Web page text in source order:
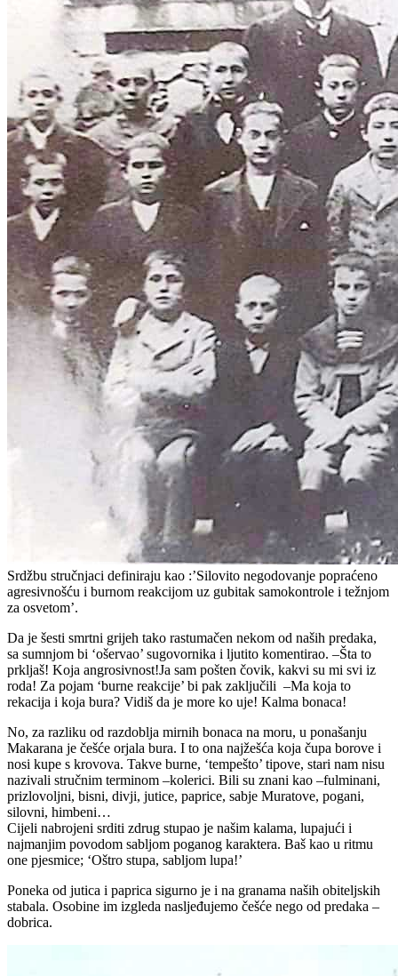
Srdžbu stručnjaci definiraju kao :’Silovito negodovanje popraćeno
agresivnošću i burnom reakcijom uz gubitak samokontrole i težnjom
za osvetom’.
Da je šesti smrtni grijeh tako rastumačen nekom od naših predaka,
sa sumnjom bi ‘ošervao’ sugovornika i ljutito komentirao. –Šta to
prkljaš! Koja angrosivnost!Ja sam pošten čovik, kakvi su mi svi iz
roda! Za pojam ‘burne reakcije’ bi pak zaključili –Ma koja to
rekacija i koja bura? Vidiš da je more ko uje! Kalma bonaca!
No, za razliku od razdoblja mirnih bonaca na moru, u ponašanju
Makarana je češće orjala bura. I to ona najžešća koja čupa borove i
nosi kupe s krovova. Takve burne, ‘tempešto’ tipove, stari nam nisu
nazivali stručnim terminom –kolerici. Bili su znani kao –fulminani,
prizlovoljni, bisni, divji, jutice, paprice, sabje Muratove, pogani,
silovni, himbeni…
Cijeli nabrojeni srditi zdrug stupao je našim kalama, lupajući i
najmanjim povodom sabljom poganog karaktera. Baš kao u ritmu
one pjesmice; ‘Oštro stupa, sabljom lupa!’
Poneka od jutica i paprica sigurno je i na granama naših obiteljskih
stabala. Osobine im izgleda nasljeđujemo češće nego od predaka –
dobrica.